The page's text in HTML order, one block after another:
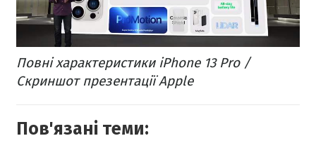
Повні характеристики iPhone 13 Pro /
Скриншот презентації Apple
Пов'язані теми: